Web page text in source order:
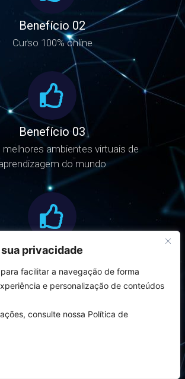
privacidade
facilitar a navegação de forma
e personalização de conteúdos
consulte nossa Política de
Benefício 02
Curso 100% online
Benefício 03
melhores ambientes virtuais de
do mundo
Benefício 04
produzidos por Mestres e
Doutores